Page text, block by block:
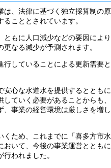
、法律に基づく独立採算制の
こととされています。
もに人口減少などの要因によ
なる減少が予測されます。
行していることによる更新需要
安心な水道水を提供するととも
ていく必要があることからも
事業の経営環境は厳しさを増
くため、これまでに「喜多方市
おいて、今後の事業運営ととも
われました。